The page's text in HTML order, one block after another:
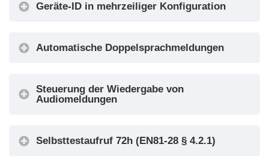
Geräte-ID in mehrzeiliger Konfiguration
Automatische Doppelsprachmeldungen
Steuerung der Wiedergabe von
Audiomeldungen
Selbsttestaufruf 72h (EN81-28 § 4.2.1)